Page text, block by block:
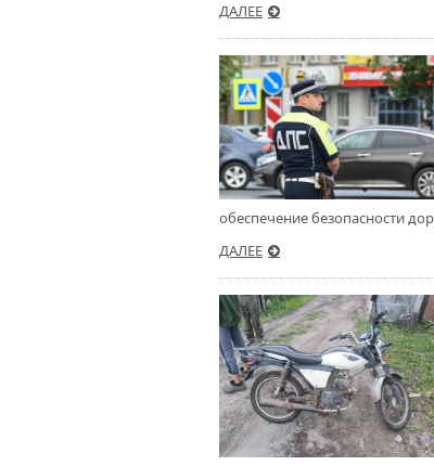
ДАЛЕЕ
обеспечение безопасности
ДАЛЕЕ